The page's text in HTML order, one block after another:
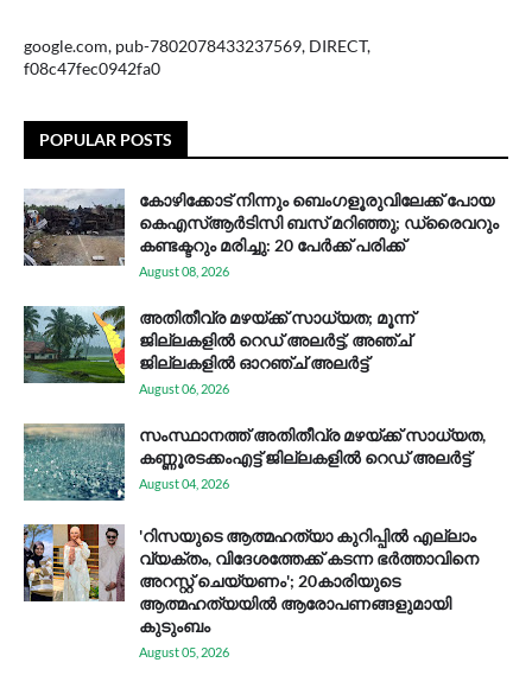
google.com, pub-7802078433237569, DIRECT,
f08c47fec0942fa0
POPULAR POSTS
കോഴിക്കോട് നിന്നും ബെംഗളൂരുവിലേക്ക് പോയ
കെഎസ്ആര്‍ടിസി ബസ് മറിഞ്ഞു; ഡ്രൈവറും
കണ്ടക്ടറും മരിച്ചു: 20 പേര്‍ക്ക് പരിക്ക്
August 08, 2026
അതിതീവ്ര മഴയ്ക്ക് സാധ്യത; മൂന്ന്
ജില്ലകളിൽ റെഡ് അലർട്ട്, അഞ്ച്
ജില്ലകളിൽ ഓറഞ്ച് അലർട്ട്
August 06, 2026
സം​സ്ഥാ​ന​ത്ത് അ​തി​തീ​വ്ര മ​ഴ​യ്ക്ക് സാ​ധ്യ​ത,
കണ്ണൂരടക്കംഎ​ട്ട് ജി​ല്ല​ക​ളി​ൽ റെ​ഡ് അ​ലർ​ട്ട്
August 04, 2026
'റിസയുടെ ആത്മഹത്യാ കുറിപ്പിൽ എല്ലാം
വ്യക്തം, വിദേശത്തേക്ക് കടന്ന ഭർത്താവിനെ
അറസ്റ്റ് ചെയ്യണം'; 20കാരിയുടെ
ആത്മഹത്യയിൽ ആരോപണങ്ങളുമായി
കുടുംബം
August 05, 2026